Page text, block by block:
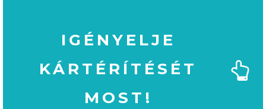
IGÉNYELJE
KÁRTÉRÍTÉSÉT
MOST!